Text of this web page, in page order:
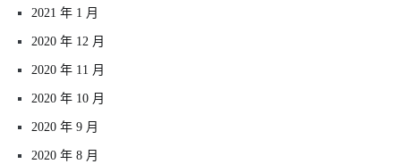
2021 年 1 月
2020 年 12 月
2020 年 11 月
2020 年 10 月
2020 年 9 月
2020 年 8 月